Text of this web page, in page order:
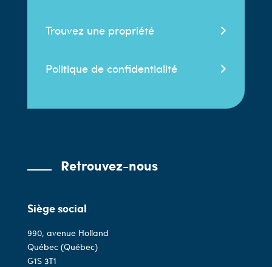
Trouvez une propriété
Politique de confidentialité
Retrouvez-nous
Siège social
990, avenue Holland
Québec (Québec)
G1S 3T1